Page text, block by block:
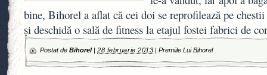
bine, Bihorel a aflat că cei doi se reprofilează pe chestii
şi deschidă o sală de fitness la etajul fostei fabrici de
Postat de Bihorel| 28 februarie 2013 |Premiile Lui Bihorel